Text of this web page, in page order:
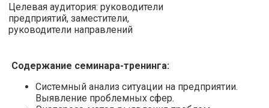
Целевая аудитория: руководители
предприятий, заместители,
руководители направлений
Содержание семинара-тренинга:
Системный анализ ситуации на предприятии.
Выявление проблемных сфер.